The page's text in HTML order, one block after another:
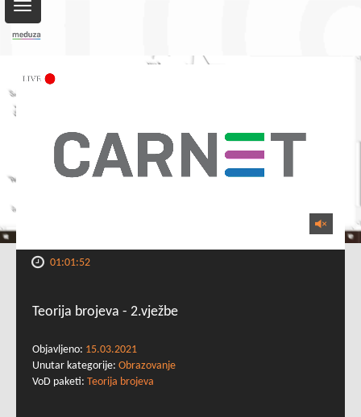
Toggle
navigation
01:01:52
Teorija brojeva - 2.vježbe
Objavljeno: 15.03.2021
Unutar kategorije: Obrazovanje
VoD paketi: Teorija brojeva